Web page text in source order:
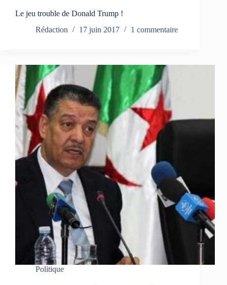
Le jeu trouble de Donald Trump !
Rédaction
17 juin 2017 1 commentaire
Politique